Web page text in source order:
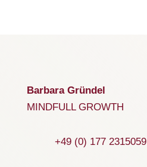
Barbara Gründel
MINDFULL GROWTH
+49 (0) 177 2315059